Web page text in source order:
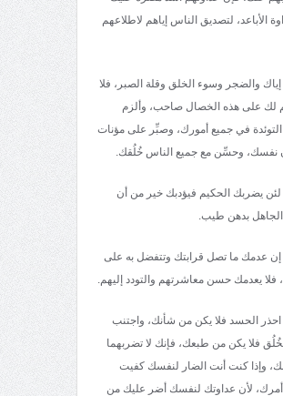
الأباعد، لتصديق الناس إياهم لاطلاعهم
إياك والضجر وسوء الخلق وقلة الصبر، فلا
لك على هذه الخصال صاحب، وألزم
في جميع أمورك، وصبِّر على مؤنات
نفسك، وحسِّن مع جميع الناس خُلُقك.
لئن يضربك الحكيم فيؤدبك خير من أن
بدهن طيب.
إن عدمك ما تصل قرابتك وتتفضل به على
فلا يعدمك حسن معاشرتهم والتودد إليهم.
احذر الحسد فلا يكن من شأنك، واجتنب
فلا يكن من طبعك، فإنك لا تضربهما
وإذا كنت أنت الضار لنفسك كفيت
لأن عداوتك لنفسك أضر عليك من